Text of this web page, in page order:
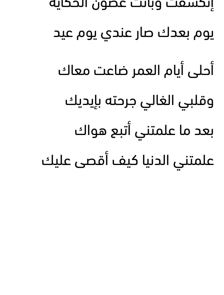
إنكشفت وبانت غصون الحكايه
يوم بعدك صار عندي يوم عيد
أحلى أيام العمر ضاعت معاك
وقلبي الغالي جرحته بإيديك
بعد ما علمتني أتبع هواك
علمتني الدنيا كيف أقصى عليك